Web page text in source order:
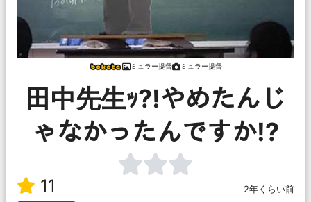
ミュラー提督 ミュラー提督
田中先生ｯ?!やめたんじ
ゃなかったんですか!?
11 2年くらい前